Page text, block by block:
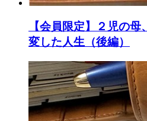
【会員限定】２児の
変した人生（後編）